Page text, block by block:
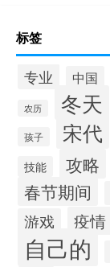
标签
专业 中国
农历 冬天
孩子 宋代
技能 攻略
春节期间
游戏 疫情
自己的